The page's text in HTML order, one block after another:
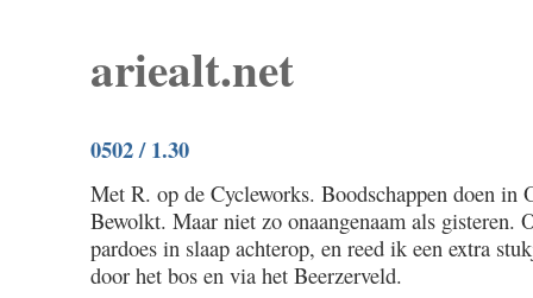
ariealt.net
0502 / 1.30
Met R. op de Cycleworks. Boodschappen doen in
Bewolkt. Maar niet zo onaangenaam als gisteren.
pardoes in slaap achterop, en reed ik een extra
door het bos en via het Beerzerveld.